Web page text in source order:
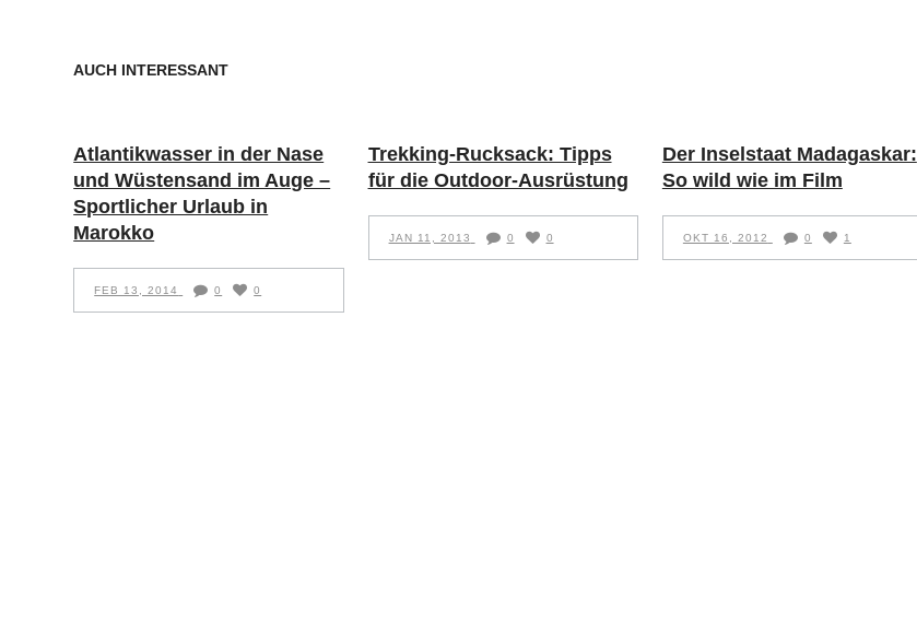
AUCH INTERESSANT
Atlantikwasser in der Nase
und Wüstensand im Auge –
Sportlicher Urlaub in
Marokko
FEB 13, 2014 0 0
Trekking-Rucksack: Tipps
für die Outdoor-Ausrüstung
JAN 11, 2013 0 0
Der Inselstaat Madagaskar:
So wild wie im Film
OKT 16, 2012 0 1